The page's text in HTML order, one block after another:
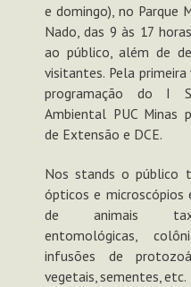
e domingo), no Parque
Nado, das 9 às 17
ao público, além de
visitantes. Pela
programação do I
Ambiental PUC Minas
de Extensão e DCE.
Nos stands o público
ópticos e microscópios
de animais
entomológicas,
infusões de
vegetais, sementes, etc.